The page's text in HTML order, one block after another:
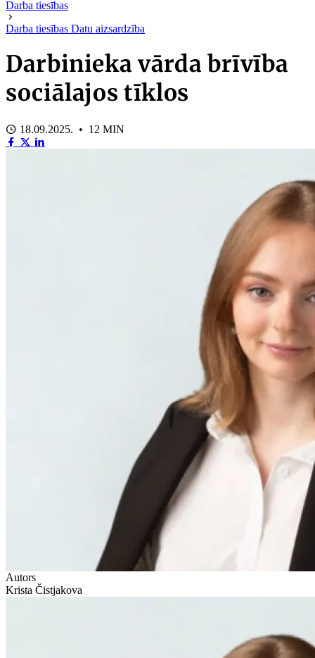
Darba tiesības
Darba tiesības Datu aizsardzība
Darbinieka vārda brīvība
sociālajos tīklos
18.09.2025. • 12 MIN
Autors
Krista Čistjakova